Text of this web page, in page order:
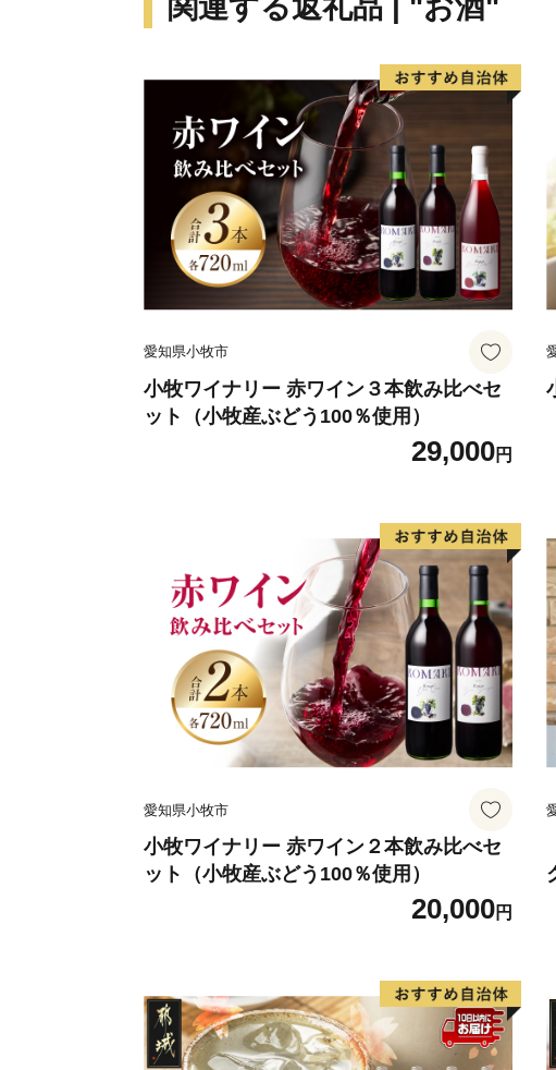
関連する返礼品 | "お酒"
愛知県小牧市
小牧ワイナリー 赤ワイン３本飲み比べセ
ット（小牧産ぶどう100％使用）
29,000円
愛知県小牧市
小牧ワイナリー 赤ワイン２本飲み比べセ
ット（小牧産ぶどう100％使用）
20,000円